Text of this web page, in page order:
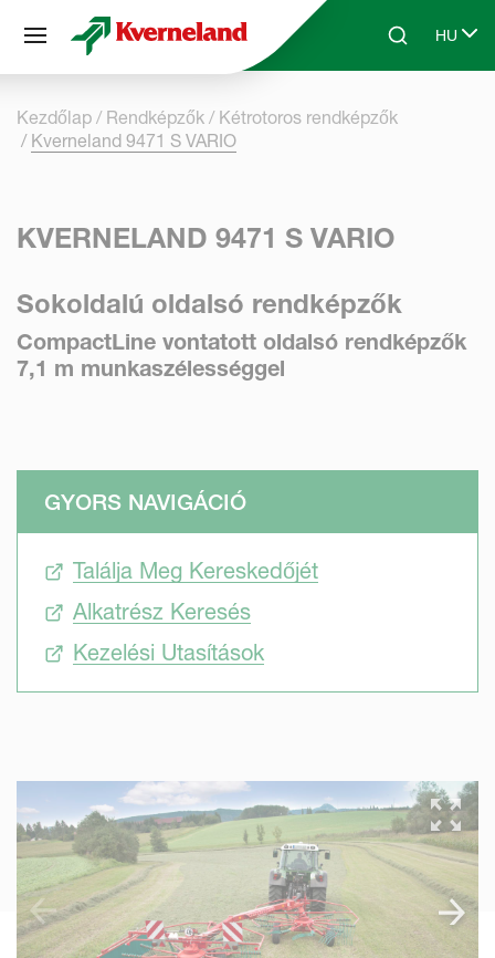
Skip to main contentSearchHU
Select
Kezdőlap Rendképzők
Kétrotoros rendképzők
Kverneland 9471 S VARIO
KVERNELAND 9471 S VARIO
Sokoldalú oldalsó rendképzők
CompactLine vontatott oldalsó rendképzők
7,1 m munkaszélességgel
GYORS NAVIGÁCIÓ
Találja Meg Kereskedőjét
Alkatrész Keresés
Kezelési Utasítások
Süti preferenciák